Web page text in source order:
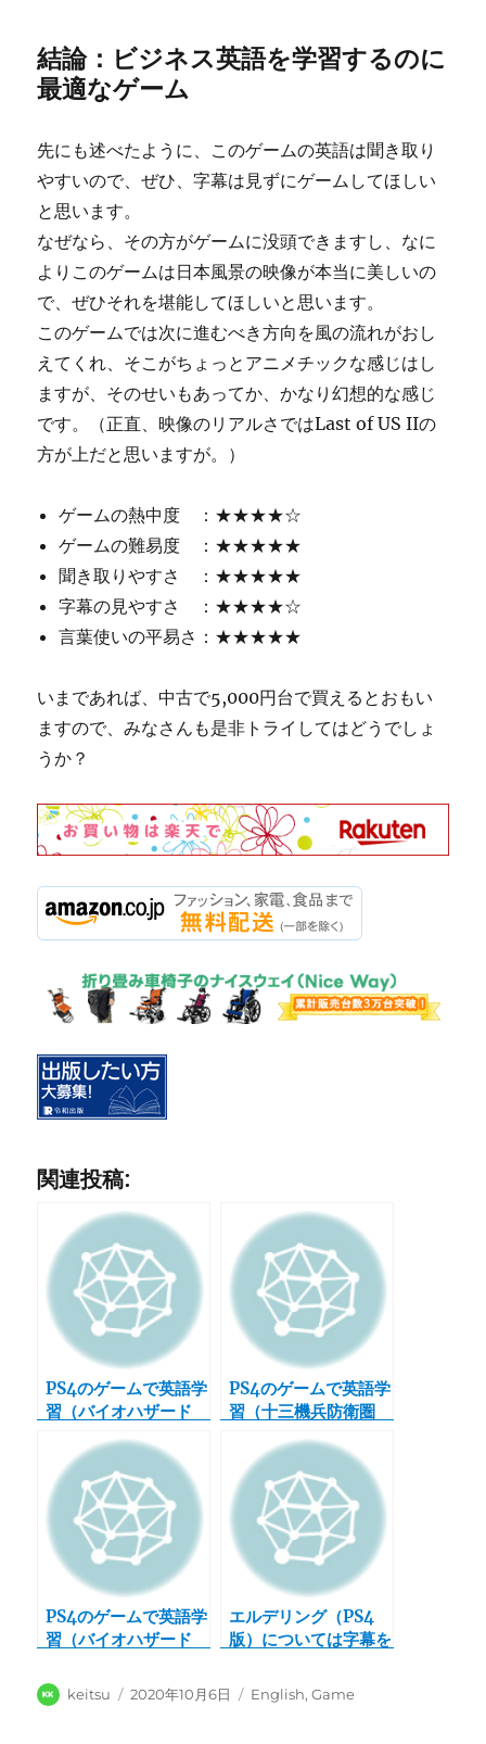
結論：ビジネス英語を学習するのに
最適なゲーム
先にも述べたように、このゲームの英語は聞き取り
やすいので、ぜひ、字幕は見ずにゲームしてほしい
と思います。
なぜなら、その方がゲームに没頭できますし、なに
よりこのゲームは日本風景の映像が本当に美しいの
で、ぜひそれを堪能してほしいと思います。
このゲームでは次に進むべき方向を風の流れがおし
えてくれ、そこがちょっとアニメチックな感じはし
ますが、そのせいもあってか、かなり幻想的な感じ
です。（正直、映像のリアルさではLast of US IIの
方が上だと思いますが。）
ゲームの熱中度 ：★★★★☆
ゲームの難易度 ：★★★★★
聞き取りやすさ ：★★★★★
字幕の見やすさ ：★★★★☆
言葉使いの平易さ：★★★★★
いまであれば、中古で5,000円台で買えるとおもい
ますので、みなさんも是非トライしてはどうでしょ
うか？
関連投稿:
PS4のゲームで英語学
習（バイオハザード
PS4のゲームで英語学
習（十三機兵防衛圏
PS4のゲームで英語学
習（バイオハザード
エルデリング（PS4
版）については字幕を
う
投
keitsu
投
2020年10月6日
カ
English,Game